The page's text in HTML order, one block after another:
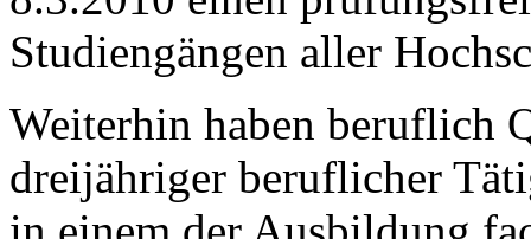
Studiengängen aller
Weiterhin haben beruflich
dreijähriger beruflicher